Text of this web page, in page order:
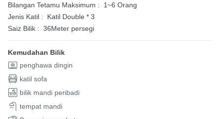
Bilangan Tetamu Maksimum :
1~6 Orang
Jenis Katil :
Katil Double * 3
Saiz Bilik : 36Meter persegi
Kemudahan Bilik
penghawa dingin
katil sofa
bilik mandi peribadi
tempat mandi